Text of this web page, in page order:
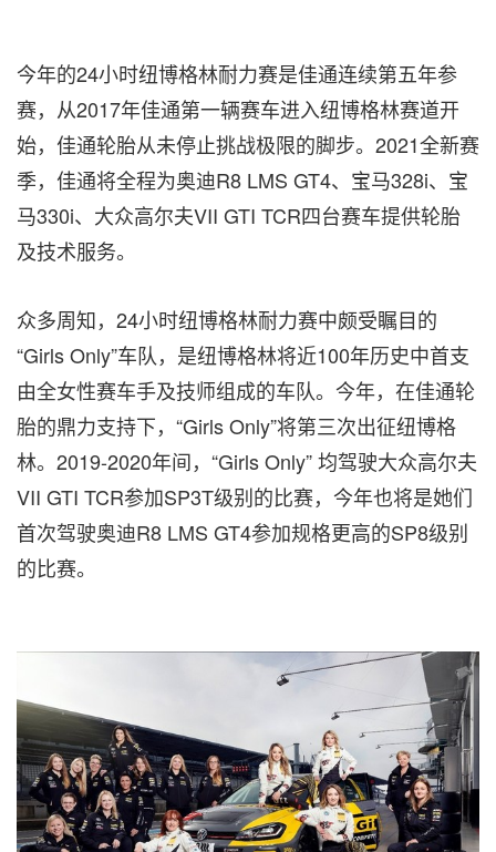
今年的24小时纽博格林耐力赛是佳通连续第五年参
赛，从2017年佳通第一辆赛车进入纽博格林赛道开
始，佳通轮胎从未停止挑战极限的脚步。2021全新赛
季，佳通将全程为奥迪R8 LMS GT4、宝马328i、宝
马330i、大众高尔夫VII GTI TCR四台赛车提供轮胎
及技术服务。
众多周知，24小时纽博格林耐力赛中颇受瞩目的
“Girls Only”车队，是纽博格林将近100年历史中首支
由全女性赛车手及技师组成的车队。今年，在佳通轮
胎的鼎力支持下，“Girls Only”将第三次出征纽博格
林。2019-2020年间，“Girls Only” 均驾驶大众高尔夫
VII GTI TCR参加SP3T级别的比赛，今年也将是她们
首次驾驶奥迪R8 LMS GT4参加规格更高的SP8级别
的比赛。